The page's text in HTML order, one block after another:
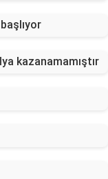
kazanamamıştır